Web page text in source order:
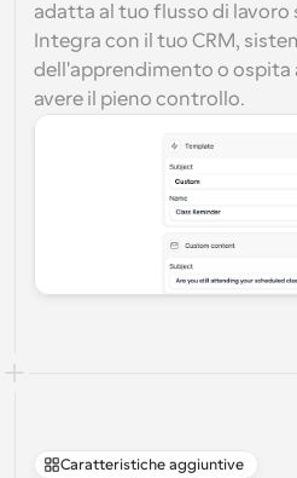
adatta al tuo flusso di lavoro
Integra con il tuo CRM,
dell'apprendimento o
avere il pieno controllo.
Caratteristiche aggiuntive